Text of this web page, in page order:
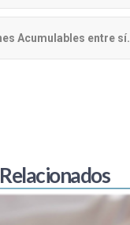
Acumulables entre sí.